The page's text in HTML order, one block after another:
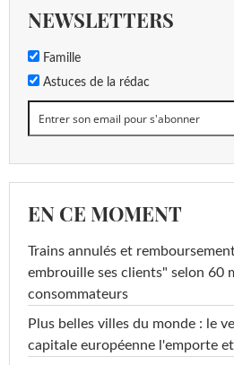
NEWSLETTERS
Famille
Astuces de la rédac
EN CE MOMENT
Trains annulés et
embrouille ses clients" selon 60
consommateurs
Plus belles villes du monde : le
capitale européenne l'emporte